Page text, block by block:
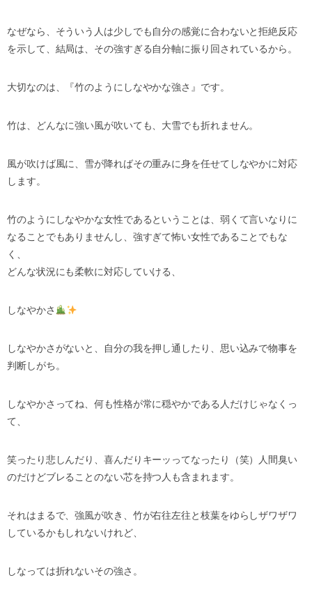
なぜなら、そういう人は少しでも自分の感覚に合わないと拒絶反応
を示して、結局は、その強すぎる自分軸に振り回されているから。
大切なのは、『竹のようにしなやかな強さ』です。
竹は、どんなに強い風が吹いても、大雪でも折れません。
風が吹けば風に、雪が降ればその重みに身を任せてしなやかに対応
します。
竹のようにしなやかな女性であるということは、弱くて言いなりに
なることでもありませんし、強すぎて怖い女性であることでもな
く、
どんな状況にも柔軟に対応していける、
しなやかさ
しなやかさがないと、自分の我を押し通したり、思い込みで物事を
判断しがち。
しなやかさってね、何も性格が常に穏やかである人だけじゃなくっ
て、
笑ったり悲しんだり、喜んだりキーッってなったり（笑）人間臭い
のだけどブレることのない芯を持つ人も含まれます。
それはまるで、強風が吹き、竹が右往左往と枝葉をゆらしザワザワ
しているかもしれないけれど、
しなっては折れないその強さ。